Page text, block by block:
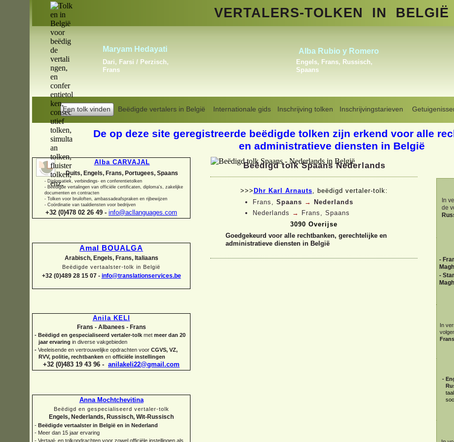
Vertaler tolk in België>Spaans-Nederlands
Een tolk vinden Beëdigde vertalers in België Internationale gids Inschrijving tolken Inschrijvingstarieven
Alba CARVAJAL
Duits, Engels, Frans, Portugees, Spaans
- Diplomatiek, verbindings- en conferentietolken
- Beëdigde vertalingen van officiële certificaten, diploma's, zakelijke
documenten en contracten
- Tolken voor bruiloften, ambassadeafspraken en rijbewijzen
- Coördinatie van taaldiensten voor bedrijven
+32 (0)478 02 26 49 - info@acllanguages.com
Amal BOUALGA
Arabisch, Engels, Frans, Italiaans
Beëdigde vertaalster-tolk in België
+32 (0)489 28 15 07 - info@translationservices.be
Anila KELI
Frans -Albanees -Frans
- Beëdigd en gespecialiseerd vertaler-tolk met meer dan 20
jaar ervaring in diverse vakgebieden
- Veeleisende en vertrouwelijke opdrachten voor CGVS, VZ,
RVV, politie, rechtbanken en officiële instellingen
+32 (0)483 19 43 96 - anilakeli22@gmail.com
Anna Mochtchevitina
Beëdigd en gespecialiseerd vertaler-tolk
Engels, Nederlands, Russisch, Wit-Russisch
- Beëdigde vertaalster in België en in Nederland
- Meer dan 15 jaar ervaring
- Vertaal- en tolkopdrachten voor zowel officiële instellingen als
VERTALERS-TOLKEN IN BELGIË
In
de
-
-
In
-
De op deze site geregistreerde beëdigde tolken zijn erkend voor alle
en administratieve diensten in België
Claudia H. P. Hoogewijs
Engels, Frans, Portugees
Vladislav Linkiavitchious
Engels, Frans, Russisch
Beëdigd tolk Spaans Nederlands
>>> Dhr Karl Arnauts, beëdigd vertaler-tolk:
Frans, Spaans → Nederlands
Nederlands →
Frans, Spaans
3090 Overijse
Goedgekeurd voor alle rechtbanken, gerechtelijke en
administratieve diensten in België